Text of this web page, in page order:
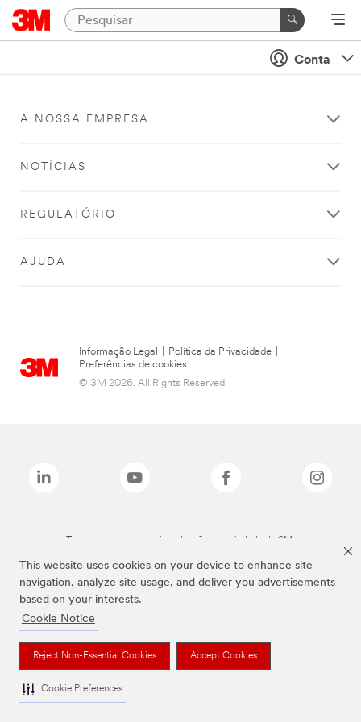
This website uses cookies on your device to enhance site
navigation, analyze site usage, and deliver you advertisements
based on your interests.
Cookie Notice
Reject Non-Essential Cookies Accept Cookies
Cookie Preferences
Conta
A NOSSA EMPRESA
NOTÍCIAS
REGULATÓRIO
AJUDA
Informação Legal Política da Privacidade
Preferências de cookies
© 3M 2026. All Rights Reserved.
Todas as marcas mencionadas são propriedade da 3M.